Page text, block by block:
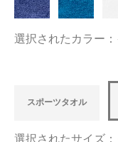
選択されたカラー
スポーツタオル
選択されたサイズ